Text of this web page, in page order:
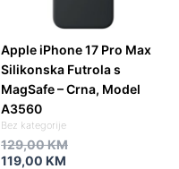
Bez kategorije
Apple iPhone 17 Pro Max
Silikonska Futrola s
MagSafe – Crna, Model
A3560
129,00KM
119,00 KM